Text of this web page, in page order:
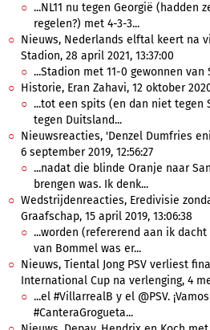
...NL11 nu tegen Georgië (hadden
regelen?) met 4-3-3...
Nieuws, Nederlands elftal keert na
Stadion, 28 april 2021, 13:37:00
...Stadion met 11-0 gewonnen van
Historie, Eran Zahavi, 12 oktober
...tot een spits (en dan niet tegen
tegen Duitsland...
Nieuwsreacties, 'Denzel Dumfries
6 september 2019, 12:56:27
...nadat die blinde Oranje naar San
brengen was. Ik denk...
Wedstrijdenreacties, Eredivisie
Graafschap, 15 april 2019, 13:06:38
...worden (refererend aan ik dacht
van Bommel was er...
Nieuws, Tiental Jong PSV verliest
International Cup na verlenging, 4 mei
...el #VillarrealB y el @PSV.
#CanteraGrogueta...